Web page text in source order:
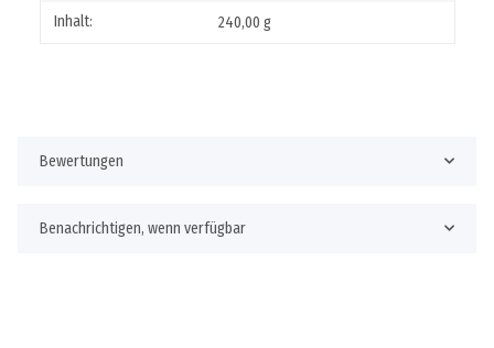
Inhalt: 240,00 g
Bewertungen
Benachrichtigen, wenn verfügbar